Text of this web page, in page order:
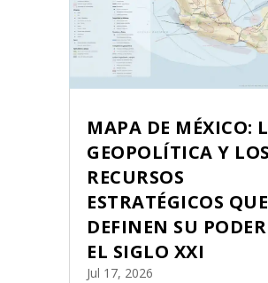
MAPA DE MÉXICO:
GEOPOLÍTICA Y LOS
RECURSOS
ESTRATÉGICOS QUE
DEFINEN SU
EL SIGLO XXI
Jul 17, 2026